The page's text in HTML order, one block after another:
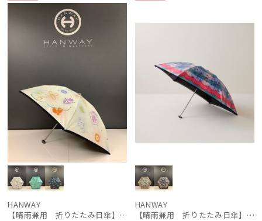
urawaza
ウラワザ
その他
価格・割引率
WOME
HANWAY
【晴雨兼用 折りたたみ日傘】ハンウェイ（ＨＡＮＷＡＹ）Amuleto mexicano（アムレット・メヒカーノ）
HANWAY
【晴雨兼用 折りたたみ日傘】ハンウェイ（ＨＡＮＷＡＹ）Dia de los muertos（ディア・デ・マートス）